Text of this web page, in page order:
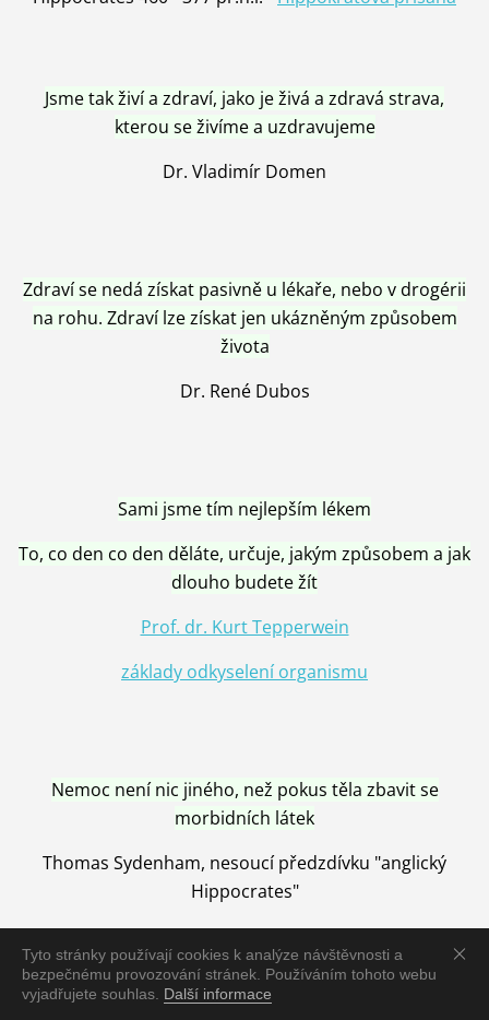
Tyto stránky používají cookies k analýze návštěvnosti a
bezpečnému provozování stránek. Používáním tohoto webu
vyjadřujete souhlas. Další informace
Jsme tak živí a zdraví, jako je živá a zdravá strava,
kterou se živíme a uzdravujeme
Dr. Vladimír Domen
Zdraví se nedá získat pasivně u lékaře, nebo v drogérii
na rohu. Zdraví lze získat jen ukázněným způsobem
života
Dr. René Dubos
Sami jsme tím nejlepším lékem
To, co den co den děláte, určuje, jakým způsobem a jak
dlouho budete žít
Prof. dr. Kurt Tepperwein
základy odkyselení organismu
Nemoc není nic jiného, než pokus těla zbavit se
morbidních látek
Thomas Sydenham, nesoucí předzdívku "anglický
Hippocrates"
Nemoc je vyléčena jen pomocí Přírody, neutralizací a